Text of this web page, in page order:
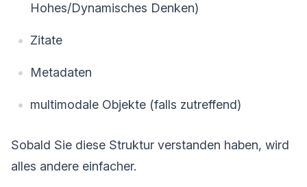
Hohes/Dynamisches Denken)
Zitate
Metadaten
multimodale Objekte (falls zutreffend)
Sobald Sie diese Struktur verstanden haben, wird
alles andere einfacher.